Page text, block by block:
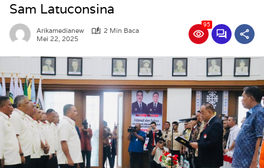
Sam Latuconsina
Arikamedianew
2 Min Baca
Mei 22, 2025
95